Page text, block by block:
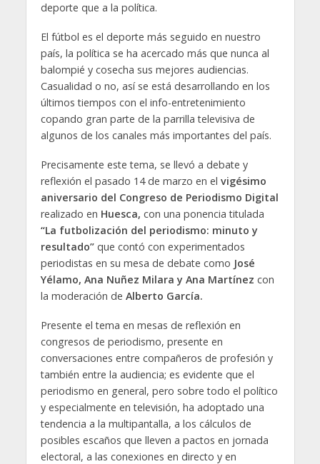
deporte que a la política.
El fútbol es el deporte más seguido en nuestro
país, la política se ha acercado más que nunca al
balompié y cosecha sus mejores audiencias.
Casualidad o no, así se está desarrollando en los
últimos tiempos con el info-entretenimiento
copando gran parte de la parrilla televisiva de
algunos de los canales más importantes del país.
Precisamente este tema, se llevó a debate y
reflexión el pasado 14 de marzo en el vigésimo
aniversario del Congreso de Periodismo Digital
realizado en Huesca, con una ponencia titulada
“La futbolización del periodismo: minuto y
resultado”que contó con experimentados
periodistas en su mesa de debate como José
Yélamo, Ana Nuñez Milara y Ana Martínez con
la moderación de Alberto García.
Presente el tema en mesas de reflexión en
congresos de periodismo, presente en
conversaciones entre compañeros de profesión y
también entre la audiencia; es evidente que el
periodismo en general, pero sobre todo el político
y especialmente en televisión, ha adoptado una
tendencia a la multipantalla, a los cálculos de
posibles escaños que lleven a pactos en jornada
electoral, a las conexiones en directo y en